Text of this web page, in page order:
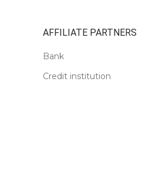
AFFILIATE PARTNERS
Bank
Credit institution